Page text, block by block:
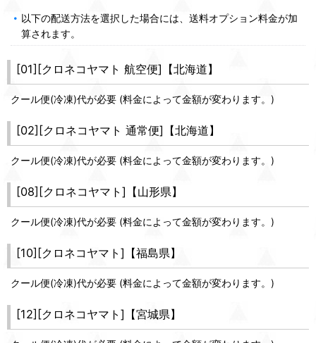
以下の配送方法を選択した場合には、送料オプション料金が加
算されます。
[01][クロネコヤマト 航空便]【北海道】
クール便(冷凍)代が必要 (料金によって金額が変わります。)
[02][クロネコヤマト 通常便]【北海道】
クール便(冷凍)代が必要 (料金によって金額が変わります。)
[08][クロネコヤマト]【山形県】
クール便(冷凍)代が必要 (料金によって金額が変わります。)
[10][クロネコヤマト]【福島県】
クール便(冷凍)代が必要 (料金によって金額が変わります。)
[12][クロネコヤマト]【宮城県】